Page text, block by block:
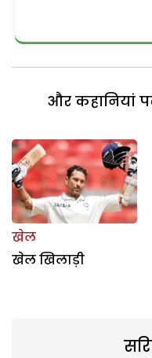
और कहानियां
खेल
खेल खिलाड़ी